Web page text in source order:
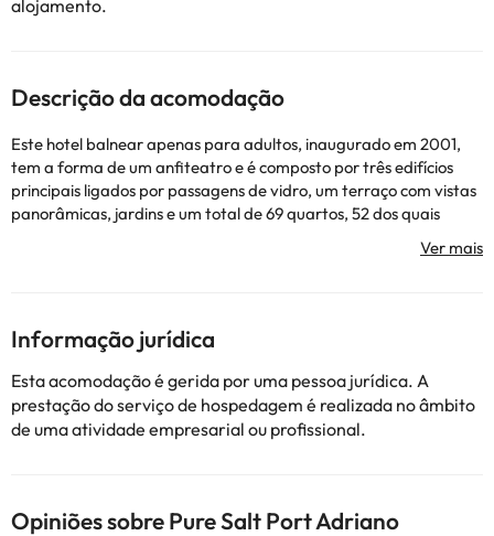
alojamento.
Descrição da acomodação
Este hotel balnear apenas para adultos, inaugurado em 2001,
tem a forma de um anfiteatro e é composto por três edifícios
principais ligados por passagens de vidro, um terraço com vistas
panorâmicas, jardins e um total de 69 quartos, 52 dos quais
duplos e 11 Suites Júnior. O edifício tem um hall de entrada
espaçoso, uma recepção aberta 24 horas, serviço de câmbio, um
estacionamento, sala de refeições e restaurante.
Alguns dos serviços listados podem ser extras a serem pagos no
hotel. Você pode verificar suas taxas uma vez lá. Esta
informação está sujeita a alterações pelo alojamento.
por parte do alojamento. Se tiver alguma dúvida, contacte-nos.
Informação jurídica
Esta acomodação é gerida por uma pessoa jurídica. A
prestação do serviço de hospedagem é realizada no âmbito
de uma atividade empresarial ou profissional.
Opiniões sobre Pure Salt Port Adriano